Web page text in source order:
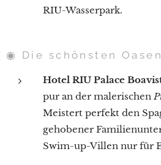
RIU-Wasserpark.
◉ Die schönsten
Hotel RIU Palace
pur an der malerischen
Meistert perfekt den
gehobener
Swim-up-Villen nur für